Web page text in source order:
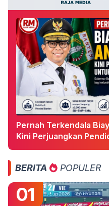
Pernah Terkendala
Kini Perjuangkan
BERITA POPULER
01